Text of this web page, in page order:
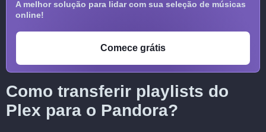
A melhor solução para lidar com sua seleção de músicas
online!
Comece grátis
Como transferir playlists do
Plex para o Pandora?